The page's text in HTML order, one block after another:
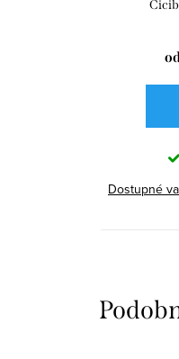
Dostupné